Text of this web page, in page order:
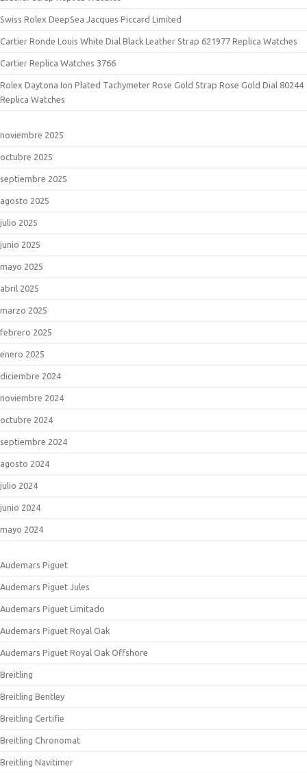
Swiss Rolex DeepSea Jacques Piccard Limited
Cartier Ronde Louis White Dial Black Leather Strap 621977 Replica Watches
Cartier Replica Watches 3766
Rolex Daytona Ion Plated Tachymeter Rose Gold Strap Rose Gold Dial 80244
Replica Watches
noviembre 2025
octubre 2025
septiembre 2025
agosto 2025
julio 2025
junio 2025
mayo 2025
abril 2025
marzo 2025
febrero 2025
enero 2025
diciembre 2024
noviembre 2024
octubre 2024
septiembre 2024
agosto 2024
julio 2024
junio 2024
mayo 2024
Audemars Piguet
Audemars Piguet Jules
Audemars Piguet Limitado
Audemars Piguet Royal Oak
Audemars Piguet Royal Oak Offshore
Breitling
Breitling Bentley
Breitling Certifie
Breitling Chronomat
Breitling Navitimer